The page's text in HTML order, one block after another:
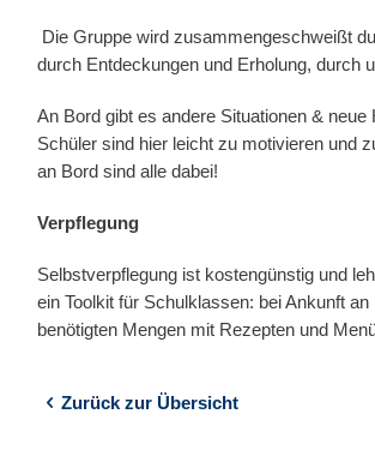
Die Gruppe wird zusammengeschweißt
durch Entdeckungen und Erholung, durch
An Bord gibt es andere Situationen &
Schüler sind hier leicht zu motivieren und
an Bord sind alle dabei!
Verpflegung
Selbstverpflegung ist kostengünstig und
ein Toolkit für Schulklassen: bei Ankunft
benötigten Mengen mit Rezepten und
Zurück zur Übersicht